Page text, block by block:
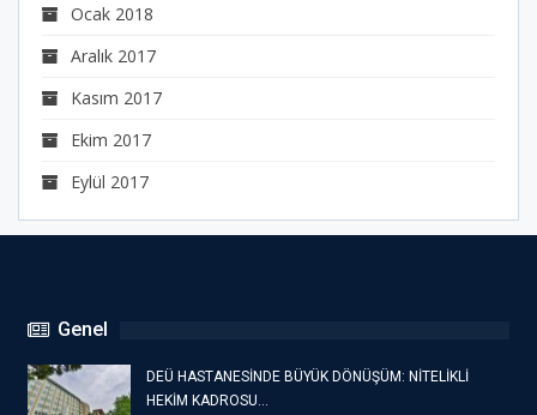
Ocak 2018
Aralık 2017
Kasım 2017
Ekim 2017
Eylül 2017
Genel
DEÜ HASTANESİNDE BÜYÜK DÖNÜŞÜM: NİTELİKLİ
HEKİM KADROSU…